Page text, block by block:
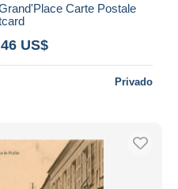
Carte Postale
US$
Privado